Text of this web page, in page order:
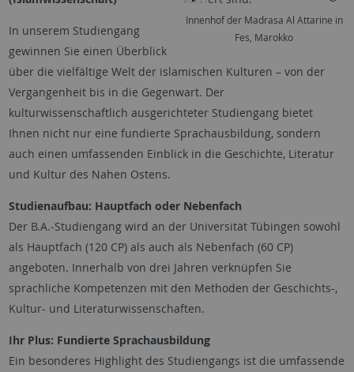
Innenhof der Madrasa Al Attarine in
Fes, Marokko
In unserem Studiengang
gewinnen Sie einen Überblick
über die vielfältige Welt der islamischen Kulturen – von der
Vergangenheit bis in die Gegenwart. Der
kulturwissenschaftlich ausgerichteter Studiengang bietet
Ihnen nicht nur eine fundierte Sprachausbildung, sondern
auch einen umfassenden Einblick in die Geschichte, Literatur
und Kultur des Nahen Ostens.
Studienaufbau: Hauptfach oder Nebenfach
Der B.A.-Studiengang wird an der Universität Tübingen sowohl
als Hauptfach (120 CP) als auch als Nebenfach (60 CP)
angeboten. Innerhalb von drei Jahren verknüpfen Sie
sprachliche Kompetenzen mit den Methoden der Geschichts-,
Kultur- und Literaturwissenschaften.
Ihr Plus: Fundierte Sprachausbildung
Ein besonderes Highlight des Studiengangs ist die umfassende